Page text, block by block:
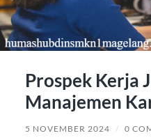
Prospek Kerja
Manajemen
5 NOVEMBER 2024 / 0